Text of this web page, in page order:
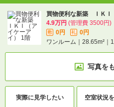
買物便利な新築 ＩＫＩ
4.9万円 (管理費 3500円)
敷 0円 礼
0円
ワンルーム｜28.65m²｜
写真を
実際に見学したい 空室状況を